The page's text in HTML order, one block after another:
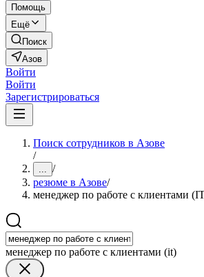
Помощь
Ещё
Поиск
Азов
Войти
Войти
Зарегистрироваться
Поиск сотрудников в Азове
/
... /
резюме в Азове/
менеджер по работе с клиентами
менеджер по работе с клиентами (it)